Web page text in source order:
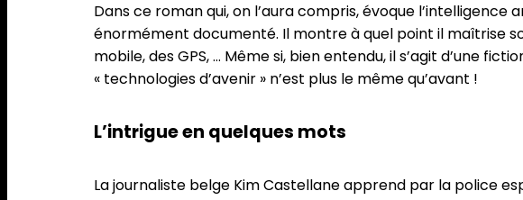
Dans ce roman qui, on l’aura compris, évoque
énormément documenté. Il montre à quel point il maîtrise
mobile, des GPS, … Même si, bien entendu, il s’agit d’une
« technologies d’avenir » n’est plus le même qu’avant !
L’intrigue en quelques mots
La journaliste belge Kim Castellane apprend par la police